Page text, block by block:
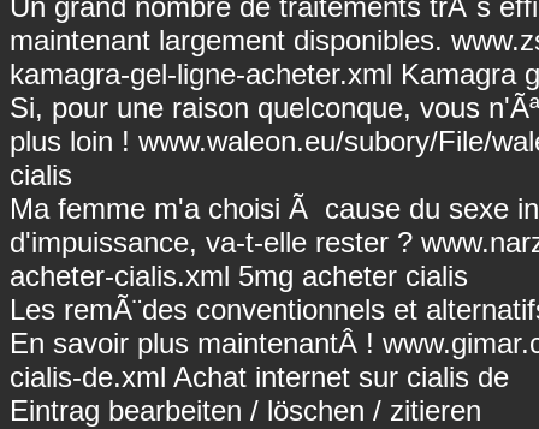
Un grand nombre de traitements trÃ¨s
maintenant largement disponibles.
kamagra-gel-ligne-acheter.xml Kamagra
Si, pour une raison quelconque, vous
plus loin ! www.waleon.eu/subory/File/
cialis
Ma femme m'a choisi Ã cause du sexe
d'impuissance, va-t-elle rester ?
acheter-cialis.xml 5mg acheter cialis
Les remÃ¨des conventionnels et
En savoir plus maintenantÂ !
cialis-de.xml Achat internet sur cialis de
Eintrag bearbeiten / löschen / zitieren